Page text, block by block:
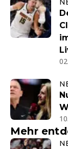
Mehr